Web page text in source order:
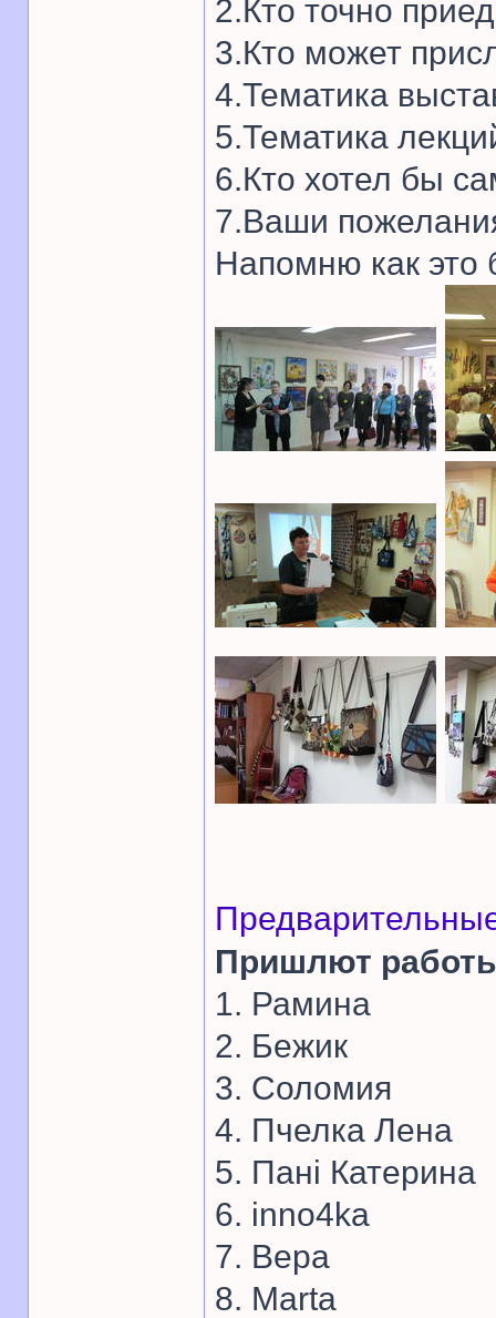
2.Кто точно
3.Кто может
4.Тематика
5.Тематика
6.Кто хотел бы
7.Ваши
Напомню как
Пришлют
1. Рамина
2. Бежик
3. Соломия
4. Пчелка Лена
5. Панi Катерина
6. inno4ka
7. Вера
8. Marta